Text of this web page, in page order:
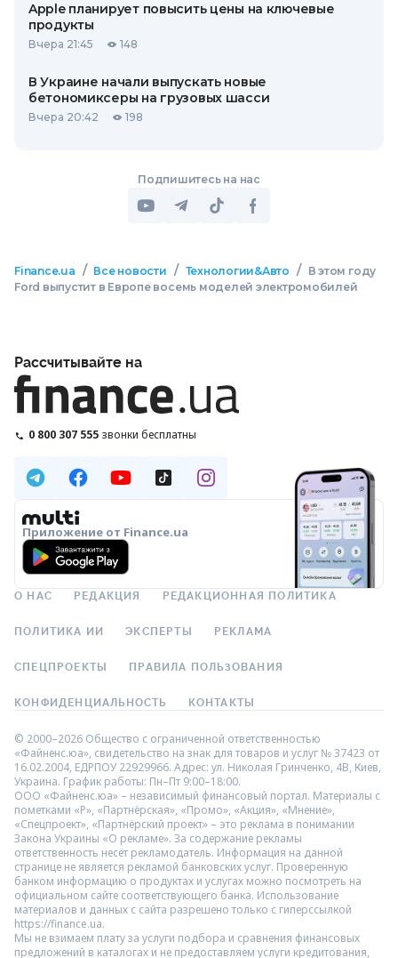
Apple планирует повысить цены на ключевые
продукты
Вчера 21:45 148
В Украине начали выпускать новые
бетономиксеры на грузовых шасси
Вчера 20:42 198
Подпишитесь на нас
Finance.ua / Все новости / Технологии&Авто /
В этом году
Ford выпустит в Европе восемь моделей электромобилей
Рассчитывайте на
0 800 307 555 звонки бесплатны
Приложение от Finance.ua
О НАС РЕДАКЦИЯ РЕДАКЦИОННАЯ ПОЛИТИКА
ПОЛИТИКА ИИ ЭКСПЕРТЫ РЕКЛАМА
СПЕЦПРОЕКТЫ ПРАВИЛА ПОЛЬЗОВАНИЯ
КОНФИДЕНЦИАЛЬНОСТЬ КОНТАКТЫ
© 2000–2026 Общество с ограниченной ответственностью
«Файненс.юа», свидетельство на знак для товаров и услуг № 37423 от
16.02.2004, ЕДРПОУ 22929966. Адрес: ул. Николая Гринченко, 4В, Киев,
Украина. График работы: Пн–Пт 9:00–18:00.
ООО «Файненс.юа» – независимый финансовый портал. Материалы с
пометками «Р», «Партнёрская», «Промо», «Акция», «Мнение»,
«Спецпроект», «Партнёрский проект» – это реклама в понимании
Закона Украины «О рекламе». За содержание рекламы
ответственность несёт рекламодатель. Информация на данной
странице не является рекламой банковских услуг. Проверенную
банком информацию о продуктах и услугах можно посмотреть на
официальном сайте соответствующего банка. Использование
материалов и данных с сайта разрешено только с гиперссылкой
https://finance.ua.
Мы не взимаем плату за услуги подбора и сравнения финансовых
предложений в каталогах и не предоставляем услуги кредитования,